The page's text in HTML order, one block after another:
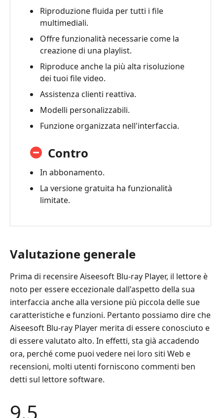
Riproduzione fluida per tutti i file
multimediali.
Offre funzionalità necessarie come la
creazione di una playlist.
Riproduce anche la più alta risoluzione
dei tuoi file video.
Assistenza clienti reattiva.
Modelli personalizzabili.
Funzione organizzata nell'interfaccia.
Contro
In abbonamento.
La versione gratuita ha funzionalità
limitate.
Valutazione generale
Prima di recensire Aiseesoft Blu-ray Player, il lettore è
noto per essere eccezionale dall'aspetto della sua
interfaccia anche alla versione più piccola delle sue
caratteristiche e funzioni. Pertanto possiamo dire che
Aiseesoft Blu-ray Player merita di essere conosciuto e
di essere valutato alto. In effetti, sta già accadendo
ora, perché come puoi vedere nei loro siti Web e
recensioni, molti utenti forniscono commenti ben
detti sul lettore software.
9.5